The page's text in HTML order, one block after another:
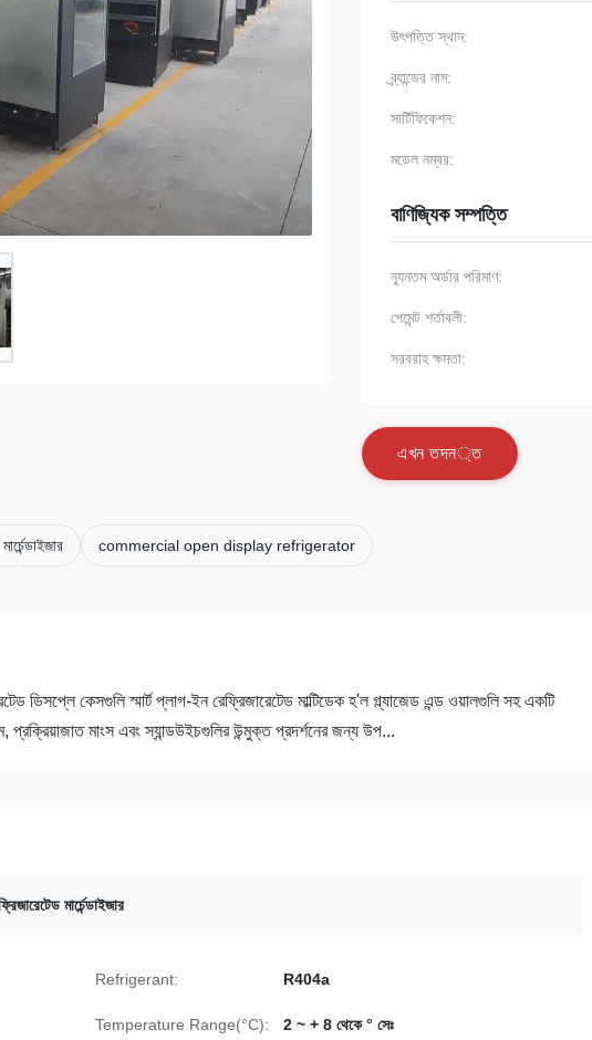
উৎপত্তি স্থান:
ব্র্যান্ডের নাম:
সার্টিফিকেশন:
মডেল নম্বর:
বাণিজ্যিক সম্পত্তি
ন্যূনতম অর্ডার পরিমাণ:
পেমেন্ট শর্তাবলী:
সরবরাহ ক্ষমতা:
এখন তদন্ত
commercial open display refrigerator
ডিসপ্লে কেসগুলি স্মার্ট প্লাগ-ইন রেফ্রিজারেটেড মাল্টিডেক হ'ল গ্ল্যাজেড এন্ড ওয়ালগুলি সহ একটি
মাংস এবং স্যান্ডউইচগুলির উন্মুক্ত প্রদর্শনের জন্য উপ...
মার্চেন্ডাইজার
Refrigerant: R404a
Temperature Range(°C): 2 ~ + 8 থেকে ° সেঃ